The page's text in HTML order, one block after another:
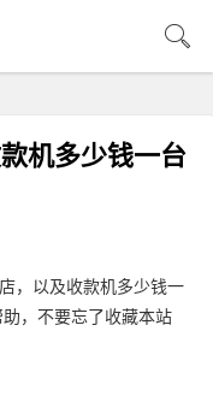
机多少钱一台
，以及收款机多少钱一
，不要忘了收藏本站